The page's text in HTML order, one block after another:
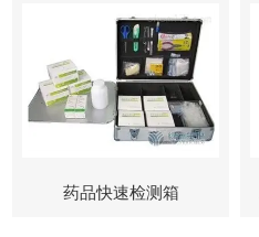
药品快速检测箱